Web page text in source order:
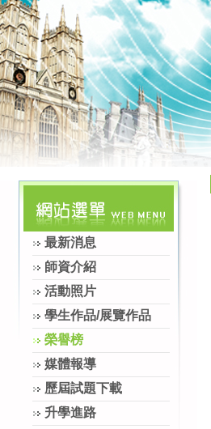
最新消息
師資介紹
活動照片
學生作品/展覽作品
榮譽榜
媒體報導
歷屆試題下載
升學進路